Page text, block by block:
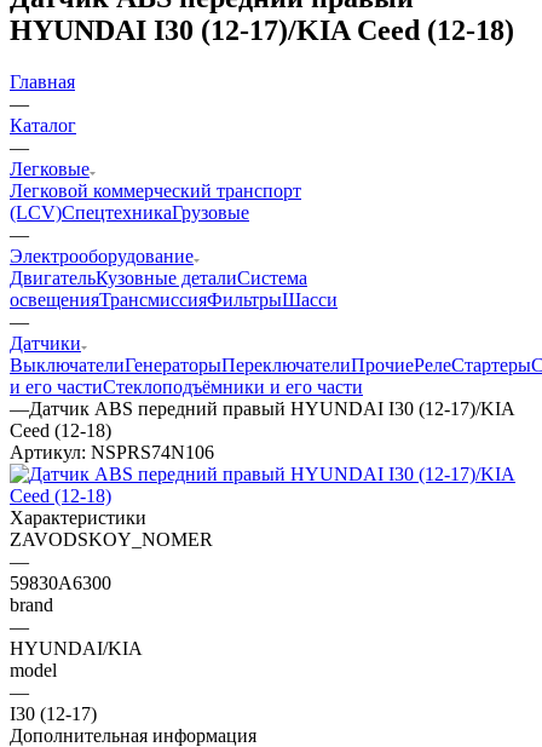
HYUNDAI I30 (12-17)/KIA Ceed (12-18)
Главная
—
Каталог
—
Легковые
Легковой коммерческий транспорт
(LCV)СпецтехникаГрузовые
—
Электрооборудование
ДвигательКузовные деталиСистема
освещенияТрансмиссияФильтрыШасси
—
Датчики
ВыключателиГенераторыПереключателиПрочиеРелеСтартеры
и его частиСтеклоподъёмники и его части
—Датчик ABS передний правый HYUNDAI I30 (12-17)/KIA
Ceed (12-18)
Артикул: NSPRS74N106
Характеристики
ZAVODSKOY_NOMER
—
59830A6300
brand
—
HYUNDAI/KIA
model
—
I30 (12-17)
Дополнительная информация